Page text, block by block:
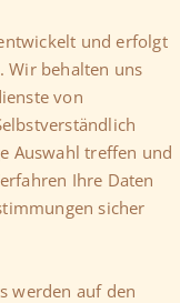
und erfolgt
Wir behalten uns
von
Auswahl treffen und
Ihre Daten
sicher
werden auf den